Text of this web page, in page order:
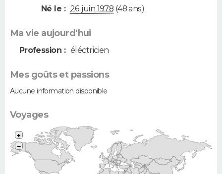
Né le : 26 juin 1978 (48 ans)
Ma vie aujourd'hui
Profession : éléctricien
Mes goûts et passions
Aucune information disponible
Voyages
+
−